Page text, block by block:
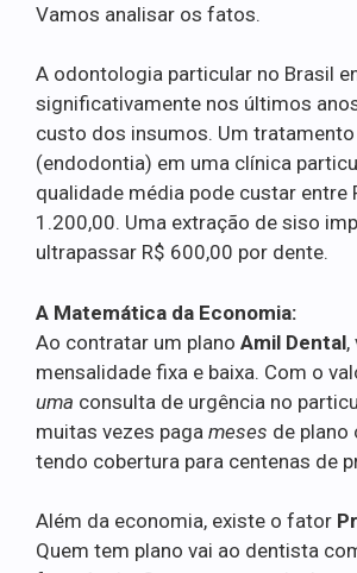
Vamos analisar os fatos.
A odontologia particular no Brasil
significativamente nos últimos
custo dos insumos. Um tratamento
(endodontia) em uma clínica
qualidade média pode custar entre
1.200,00. Uma extração de siso
ultrapassar R$ 600,00 por dente.
A Matemática da Economia:
Ao contratar um plano Amil Dental,
mensalidade fixa e baixa. Com o
uma consulta de urgência no
muitas vezes paga meses de
tendo cobertura para centenas de
Além da economia, existe o fator
Quem tem plano vai ao dentista